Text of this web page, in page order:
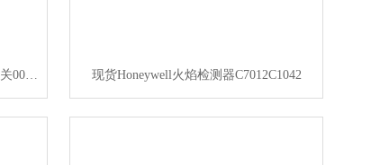
德国BURKERT宝德电磁阀带手动开关00045653 现货Honeywell火焰检测器C7012C1042